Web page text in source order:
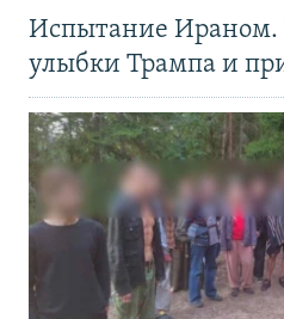
Испытание Ираном.
улыбки Трампа и